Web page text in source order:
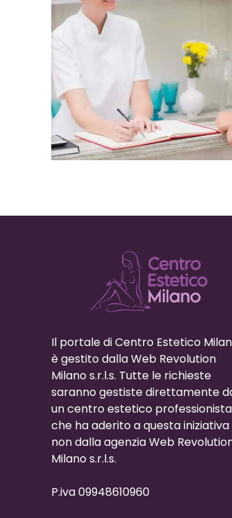
Il portale di Centro Estetico
è gestito dalla Web Revolution
Milano s.r.l.s. Tutte le richieste
saranno gestiste direttamente
un centro estetico professionista
che ha aderito a questa iniziativa
non dalla agenzia Web
Milano s.r.l.s.
P.iva 09948610960